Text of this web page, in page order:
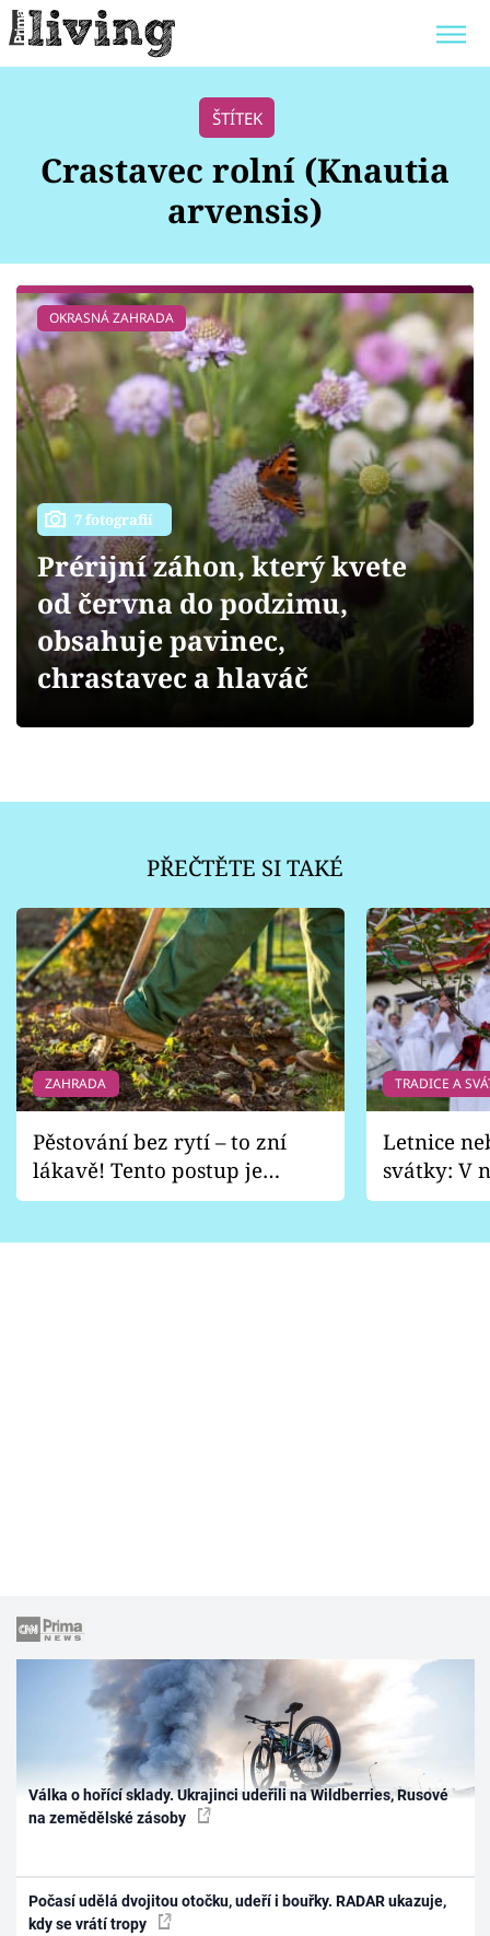
POKOJOVÉ KVĚTINY
ZAHRADA
Bydlení
Zahrada
Design
Sledujte prima+
Přihlášení
Sledujte nás
ŠTÍTEK
Crastavec rolní (Knautia
arvensis)
OKRASNÁ ZAHRADA
7 fotografií
Prérijní záhon, který kvete
od června do podzimu,
obsahuje pavinec,
chrastavec a hlaváč
PŘEČTĚTE SI TAKÉ
ZAHRADA
Pěstování bez rytí – to zní
lákavě! Tento postup je
vhodný jen pro některé
TRADICE A
Letnice
svátky: V
pondělí
Válka o hořící sklady. Ukrajinci udeřili na Wildberries, Rusové
na zemědělské zásoby
Počasí udělá dvojitou otočku, udeří i bouřky. RADAR ukazuje,
kdy se vrátí tropy